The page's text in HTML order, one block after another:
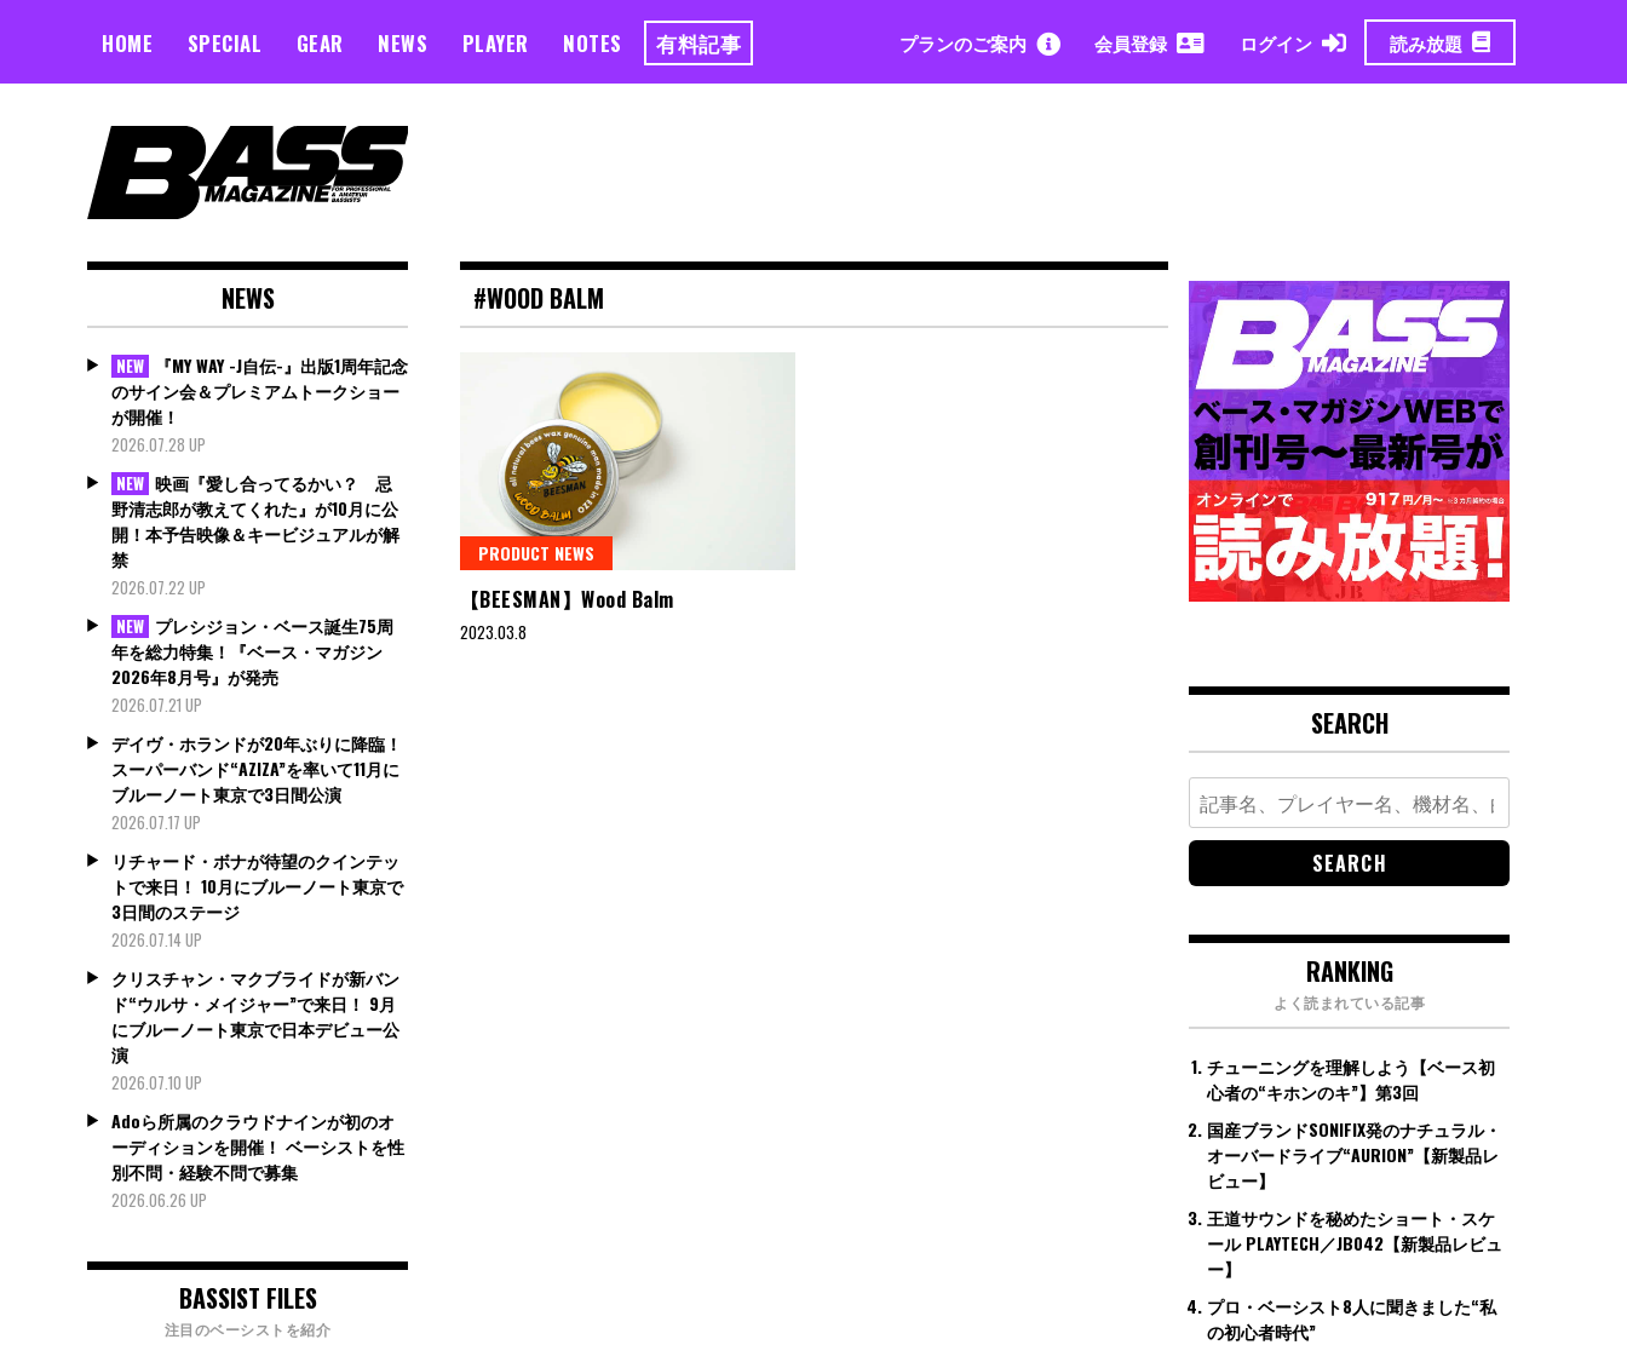
HOME SPECIAL GEAR NEWS PLAYER NOTES 有料記事 プランのご案内 会員登録 ログイン 読み放題
#WOOD BALM
PRODUCT NEWS
【BEESMAN】Wood Balm
2023.03.8
NEWS
NEW
『MY WAY -J自伝-』出版1周年記念
のサイン会＆プレミアムトークショー
が開催！
2026.07.28 UP
NEW 映画『愛し合ってるかい？ 忌
野清志郎が教えてくれた』が10月に公
開！本予告映像＆キービジュアルが解
禁
2026.07.22 UP
NEW プレシジョン・ベース誕生75周
年を総力特集！『ベース・マガジン
2026年8月号』が発売
2026.07.21 UP
デイヴ・ホランドが20年ぶりに降臨！
スーパーバンド“AZIZA”を率いて11月に
ブルーノート東京で3日間公演
2026.07.17 UP
リチャード・ボナが待望のクインテッ
トで来日！ 10月にブルーノート東京で
3日間のステージ
2026.07.14 UP
クリスチャン・マクブライドが新バン
ド“ウルサ・メイジャー”で来日！ 9月
にブルーノート東京で日本デビュー公
演
2026.07.10 UP
Adoら所属のクラウドナインが初のオ
ーディションを開催！ ベーシストを性
別不問・経験不問で募集
2026.06.26 UP
BASSIST FILES
注目のベーシストを紹介
SEARCH
Search
for:
RANKING
よく読まれている記事
チューニングを理解しよう【ベース初
心者の“キホンのキ”】第3回
国産ブランドSONIFIX発のナチュラル・
オーバードライブ“AURION”【新製品レ
ビュー】
王道サウンドを秘めたショート・スケ
ール PLAYTECH／JB042【新製品レビュ
ー】
プロ・ベーシスト8人に聞きました“私
の初心者時代”